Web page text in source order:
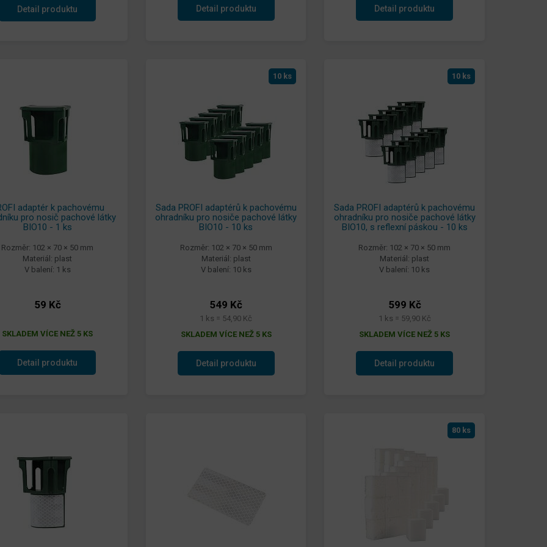
Detail produktu Detail produktu Detail produktu
adaptér k pachovému
pro nosič pachové látky
BIO10 - 1 ks
Rozměr: 102 × 70 × 50 mm
Materiál: plast
V balení: 1 ks
59 Kč
SKLADEM VÍCE NEŽ 5 KS
Detail produktu
10 ks
Sada PROFI adaptérů k pachovému
ohradníku pro nosiče pachové látky
BIO10 - 10 ks
Rozměr: 102 × 70 × 50 mm
Materiál: plast
V balení: 10 ks
549 Kč
1 ks = 54,90 Kč
SKLADEM VÍCE NEŽ 5 KS
Detail produktu
10 ks
Sada PROFI adaptérů k pachovému
ohradníku pro nosiče pachové látky
BIO10, s reflexní páskou - 10 ks
Rozměr: 102 × 70 × 50 mm
Materiál: plast
V balení: 10 ks
599 Kč
1 ks = 59,90 Kč
SKLADEM VÍCE NEŽ 5 KS
Detail produktu
80 ks